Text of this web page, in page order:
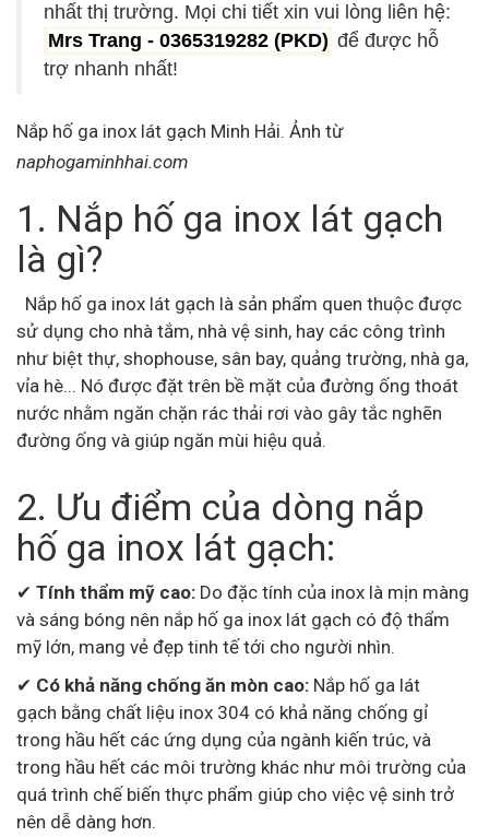
nhất thị trường. Mọi chi tiết xin vui lòng liên hệ:
Mrs Trang - 0365319282 (PKD) để được hỗ
trợ nhanh nhất!
Nắp hố ga inox lát gạch Minh Hải. Ảnh từ
naphogaminhhai.com
1. Nắp hố ga inox lát gạch
là gì?
Nắp hố ga inox lát gạch là sản phẩm quen thuộc được
sử dụng cho nhà tắm, nhà vệ sinh, hay các công trình
như biệt thự, shophouse, sân bay, quảng trường, nhà ga,
vỉa hè... Nó được đặt trên bề mặt của đường ống thoát
nước nhằm ngăn chặn rác thải rơi vào gây tắc nghẽn
đường ống và giúp ngăn mùi hiệu quả.
2. Ưu điểm của dòng nắp
hố ga inox lát gạch:
✔ Tính thẩm mỹ cao: Do đặc tính của inox là mịn màng
và sáng bóng nên nắp hố ga inox lát gạch có độ thẩm
mỹ lớn, mang vẻ đẹp tinh tế tới cho người nhìn.
✔ Có khả năng chống ăn mòn cao: Nắp hố ga lát
gạch bằng chất liệu inox 304 có khả năng chống gỉ
trong hầu hết các ứng dụng của ngành kiến trúc, và
trong hầu hết các môi trường khác như môi trường của
quá trình chế biến thực phẩm giúp cho việc vệ sinh trở
nên dễ dàng hơn.